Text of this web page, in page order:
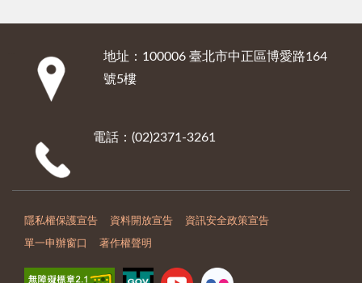
地址：100006 臺北市中正區博愛路164
號5樓
電話：(02)2371-3261
隱私權保護宣告 資料開放宣告 資訊安全政策宣告
單一申辦窗口 著作權聲明